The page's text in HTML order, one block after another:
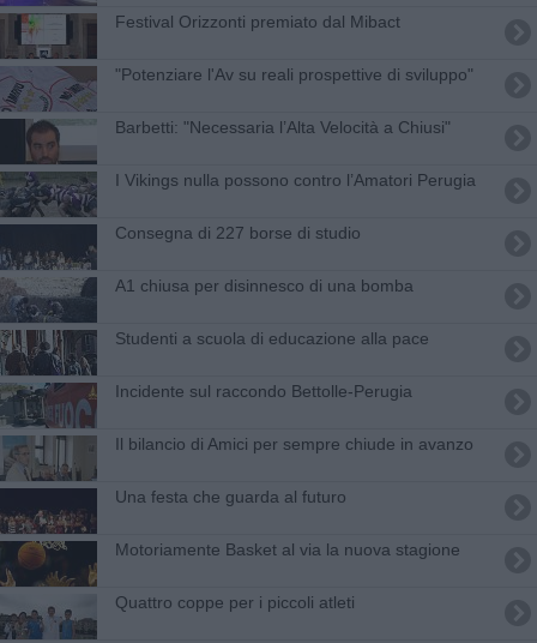
Festival Orizzonti premiato dal Mibact
"Potenziare l'Av su reali prospettive di sviluppo"
Barbetti: "Necessaria l’Alta Velocità a Chiusi"
I Vikings nulla possono contro l’Amatori Perugia
Consegna di 227 borse di studio
A1 chiusa per disinnesco di una bomba
Studenti a scuola di educazione alla pace
Incidente sul raccondo Bettolle-Perugia
Il bilancio di Amici per sempre chiude in avanzo
Una festa che guarda al futuro
Motoriamente Basket al via la nuova stagione
Quattro coppe per i piccoli atleti